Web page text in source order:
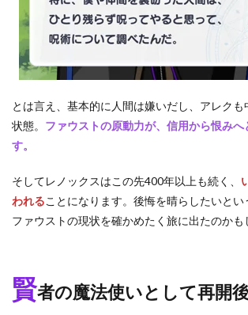
とは言え、基本的に人間は嫌いだし、アレク
状態。 ファウストの原動力が、信用から恨み
す。
そしてレノックスはこの先400年以上も続く、
われることになります。後悔を晴らしたいとい
ファウストの現状を確かめたく旅に出たのかも
賢者の魔法使いとして再開